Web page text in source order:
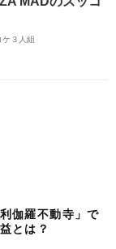
３人組
伽羅不動寺」で
とは？